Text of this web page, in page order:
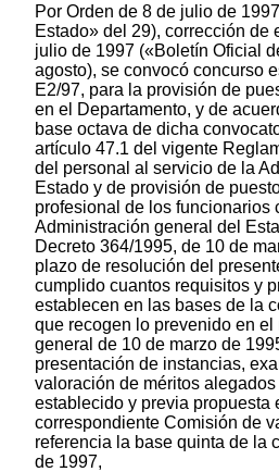
Por Orden de 8 de julio de
Estado» del 29), corrección de
julio de 1997 («Boletín Oficial
agosto), se convocó concurso
E2/97, para la provisión de
en el Departamento, y de
base octava de dicha
artículo 47.1 del vigente
del personal al servicio de la
Estado y de provisión de
profesional de los funcionarios
Administración general del
Decreto 364/1995, de 10 de
plazo de resolución del
cumplido cuantos requisitos y
establecen en las bases de la
que recogen lo prevenido en
general de 10 de marzo de
presentación de instancias,
valoración de méritos
establecido y previa propuesta
correspondiente Comisión de
referencia la base quinta de la
de 1997,